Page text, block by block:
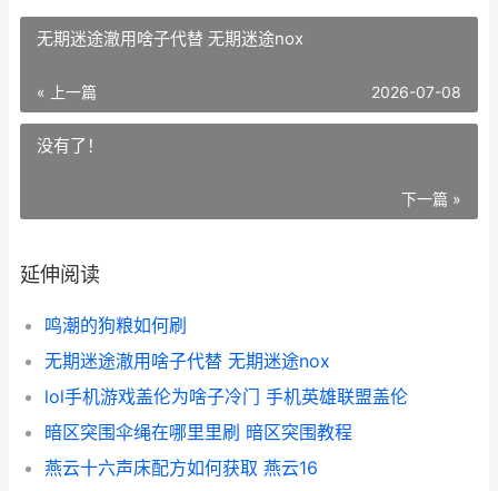
无期迷途澈用啥子代替 无期迷途nox
« 上一篇 2026-07-08
没有了！
下一篇 »
延伸阅读
鸣潮的狗粮如何刷
无期迷途澈用啥子代替 无期迷途nox
lol手机游戏盖伦为啥子冷门 手机英雄联盟盖伦
暗区突围伞绳在哪里里刷 暗区突围教程
燕云十六声床配方如何获取 燕云16